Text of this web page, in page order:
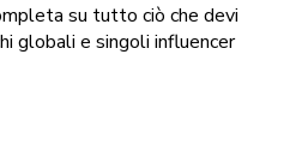
su tutto ciò che devi
globali e singoli influencer